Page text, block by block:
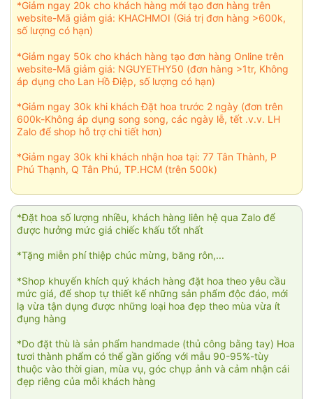
*Giảm ngay 20k cho khách hàng mới tạo đơn hàng trên
website-Mã giảm giá: KHACHMOI (Giá trị đơn hàng >600k,
số lượng có hạn)
*Giảm ngay 50k cho khách hàng tạo đơn hàng Online trên
website-Mã giảm giá: NGUYETHY50 (đơn hàng >1tr, Không
áp dụng cho Lan Hồ Điệp, số lượng có hạn)
*Giảm ngay 30k khi khách Đặt hoa trước 2 ngày (đơn trên
600k-Không áp dụng song song, các ngày lễ, tết .v.v. LH
Zalo để shop hỗ trợ chi tiết hơn)
*Giảm ngay 30k khi khách nhận hoa tại: 77 Tân Thành, P
Phú Thạnh, Q Tân Phú, TP.HCM (trên 500k)
*Đặt hoa số lượng nhiều, khách hàng liên hệ qua Zalo để
được hưởng mức giá chiếc khấu tốt nhất
*Tặng miễn phí thiệp chúc mừng, băng rôn,...
*Shop khuyến khích quý khách hàng đặt hoa theo yêu cầu
mức giá, để shop tự thiết kế những sản phẩm độc đáo, mới
lạ vừa tận dụng được những loại hoa đẹp theo mùa vừa ít
đụng hàng
*Do đặt thù là sản phẩm handmade (thủ công bằng tay) Hoa
tươi thành phẩm có thể gần giống với mẫu 90-95%-tùy
thuộc vào thời gian, mùa vụ, góc chụp ảnh và cảm nhận cái
đẹp riêng của mỗi khách hàng